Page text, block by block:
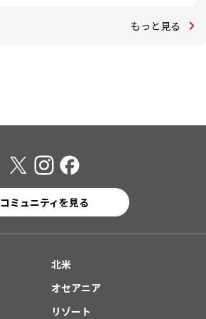
もっと見る
コミュニティを見る
北米
オセアニア
リゾート